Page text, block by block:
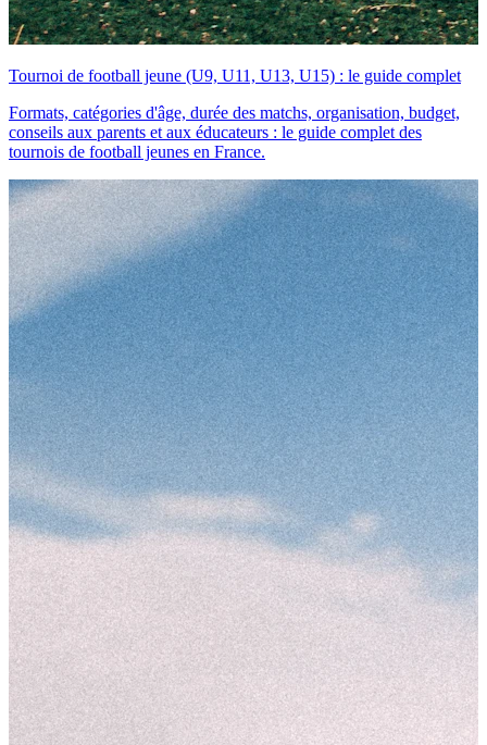
Tournoi de football jeune (U9, U11, U13, U15) : le guide complet
Formats, catégories d'âge, durée des matchs, organisation, budget,
conseils aux parents et aux éducateurs : le guide complet des
tournois de football jeunes en France.